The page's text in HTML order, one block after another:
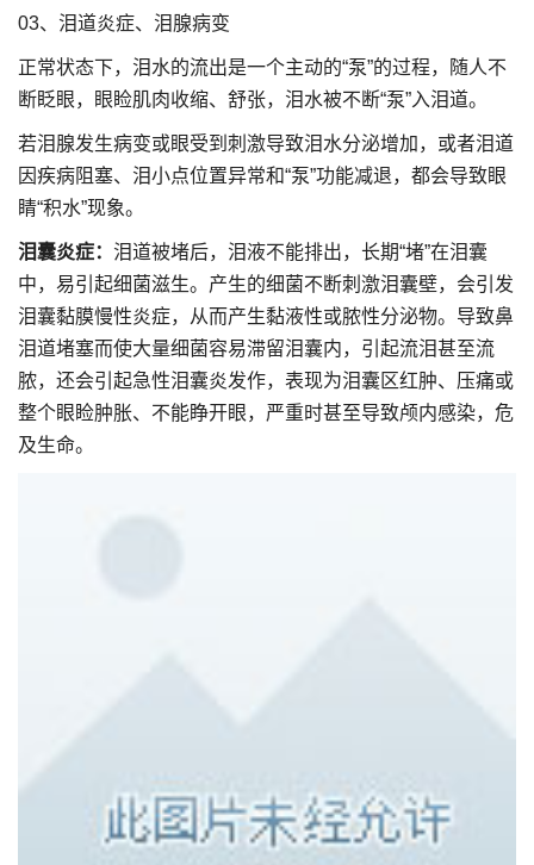
03、泪道炎症、泪腺病变
正常状态下，泪水的流出是一个主动的“泵”的过程，随人不
断眨眼，眼睑肌肉收缩、舒张，泪水被不断“泵”入泪道。
若泪腺发生病变或眼受到刺激导致泪水分泌增加，或者泪道
因疾病阻塞、泪小点位置异常和“泵”功能减退，都会导致眼
睛“积水”现象。
泪囊炎症： 泪道被堵后，泪液不能排出，长期“堵”在泪囊
中，易引起细菌滋生。产生的细菌不断刺激泪囊壁，会引发
泪囊黏膜慢性炎症，从而产生黏液性或脓性分泌物。导致鼻
泪道堵塞而使大量细菌容易滞留泪囊内，引起流泪甚至流
脓，还会引起急性泪囊炎发作，表现为泪囊区红肿、压痛或
整个眼睑肿胀、不能睁开眼，严重时甚至导致颅内感染，危
及生命。